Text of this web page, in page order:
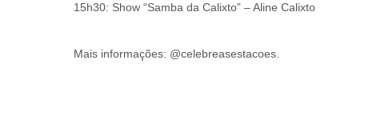
15h30: Show “Samba da Calixto” – Aline Calixto
Mais informações: @celebreasestacoes.